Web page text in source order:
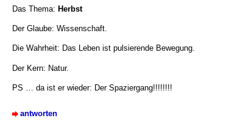
Das Thema: Herbst
Der Glaube: Wissenschaft.
Die Wahrheit: Das Leben ist pulsierende Bewegung.
Der Kern: Natur.
PS … da ist er wieder: Der Spaziergang!!!!!!!!
antworten